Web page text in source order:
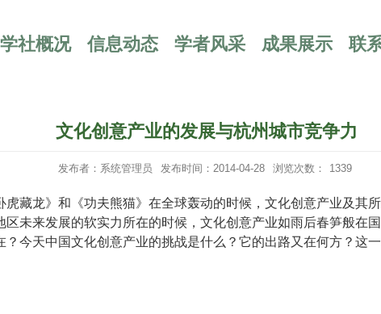
学社概况 信息动态 学者风采 成果展示 联
文化创意产业的发展与杭州城市竞争力
发布者：系统管理员 发布时间：2014-04-28 浏览次数： 1339
藏龙》和《功夫熊猫》在全球轰动的时候，文化创意产业及其
未来发展的软实力所在的时候，文化创意产业如雨后春笋般在
今天中国文化创意产业的挑战是什么？它的出路又在何方？这